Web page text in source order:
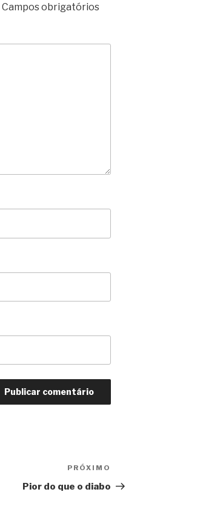
Campos obrigatórios
PRÓXIMO
Pior do que o diabo